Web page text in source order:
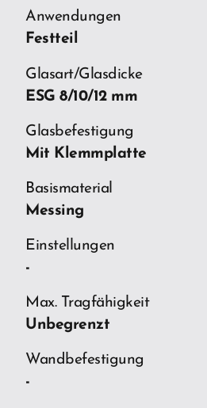
Anwendungen
Festteil
Glasart/Glasdicke
ESG 8/10/12 mm
Glasbefestigung
Mit Klemmplatte
Basismaterial
Messing
Einstellungen
-
Max. Tragfähigkeit
Unbegrenzt
Wandbefestigung
-